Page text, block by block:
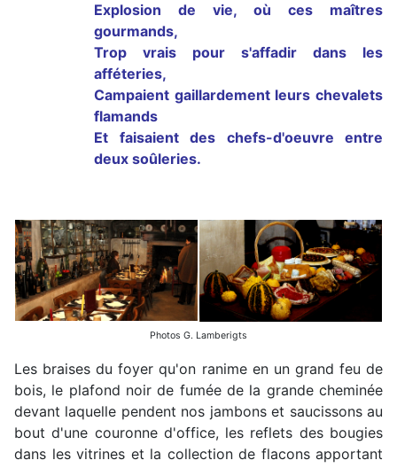
Explosion de vie, où ces maîtres
gourmands,
Trop vrais pour s'affadir dans les
afféteries,
Campaient gaillardement leurs chevalets
flamands
Et faisaient des chefs-d'oeuvre entre
deux soûleries.
Photos G. Lamberigts
Les braises du foyer qu'on ranime en un grand feu de
bois, le plafond noir de fumée de la grande cheminée
devant laquelle pendent nos jambons et saucissons au
bout d'une couronne d'office, les reflets des bougies
dans les vitrines et la collection de flacons apportant